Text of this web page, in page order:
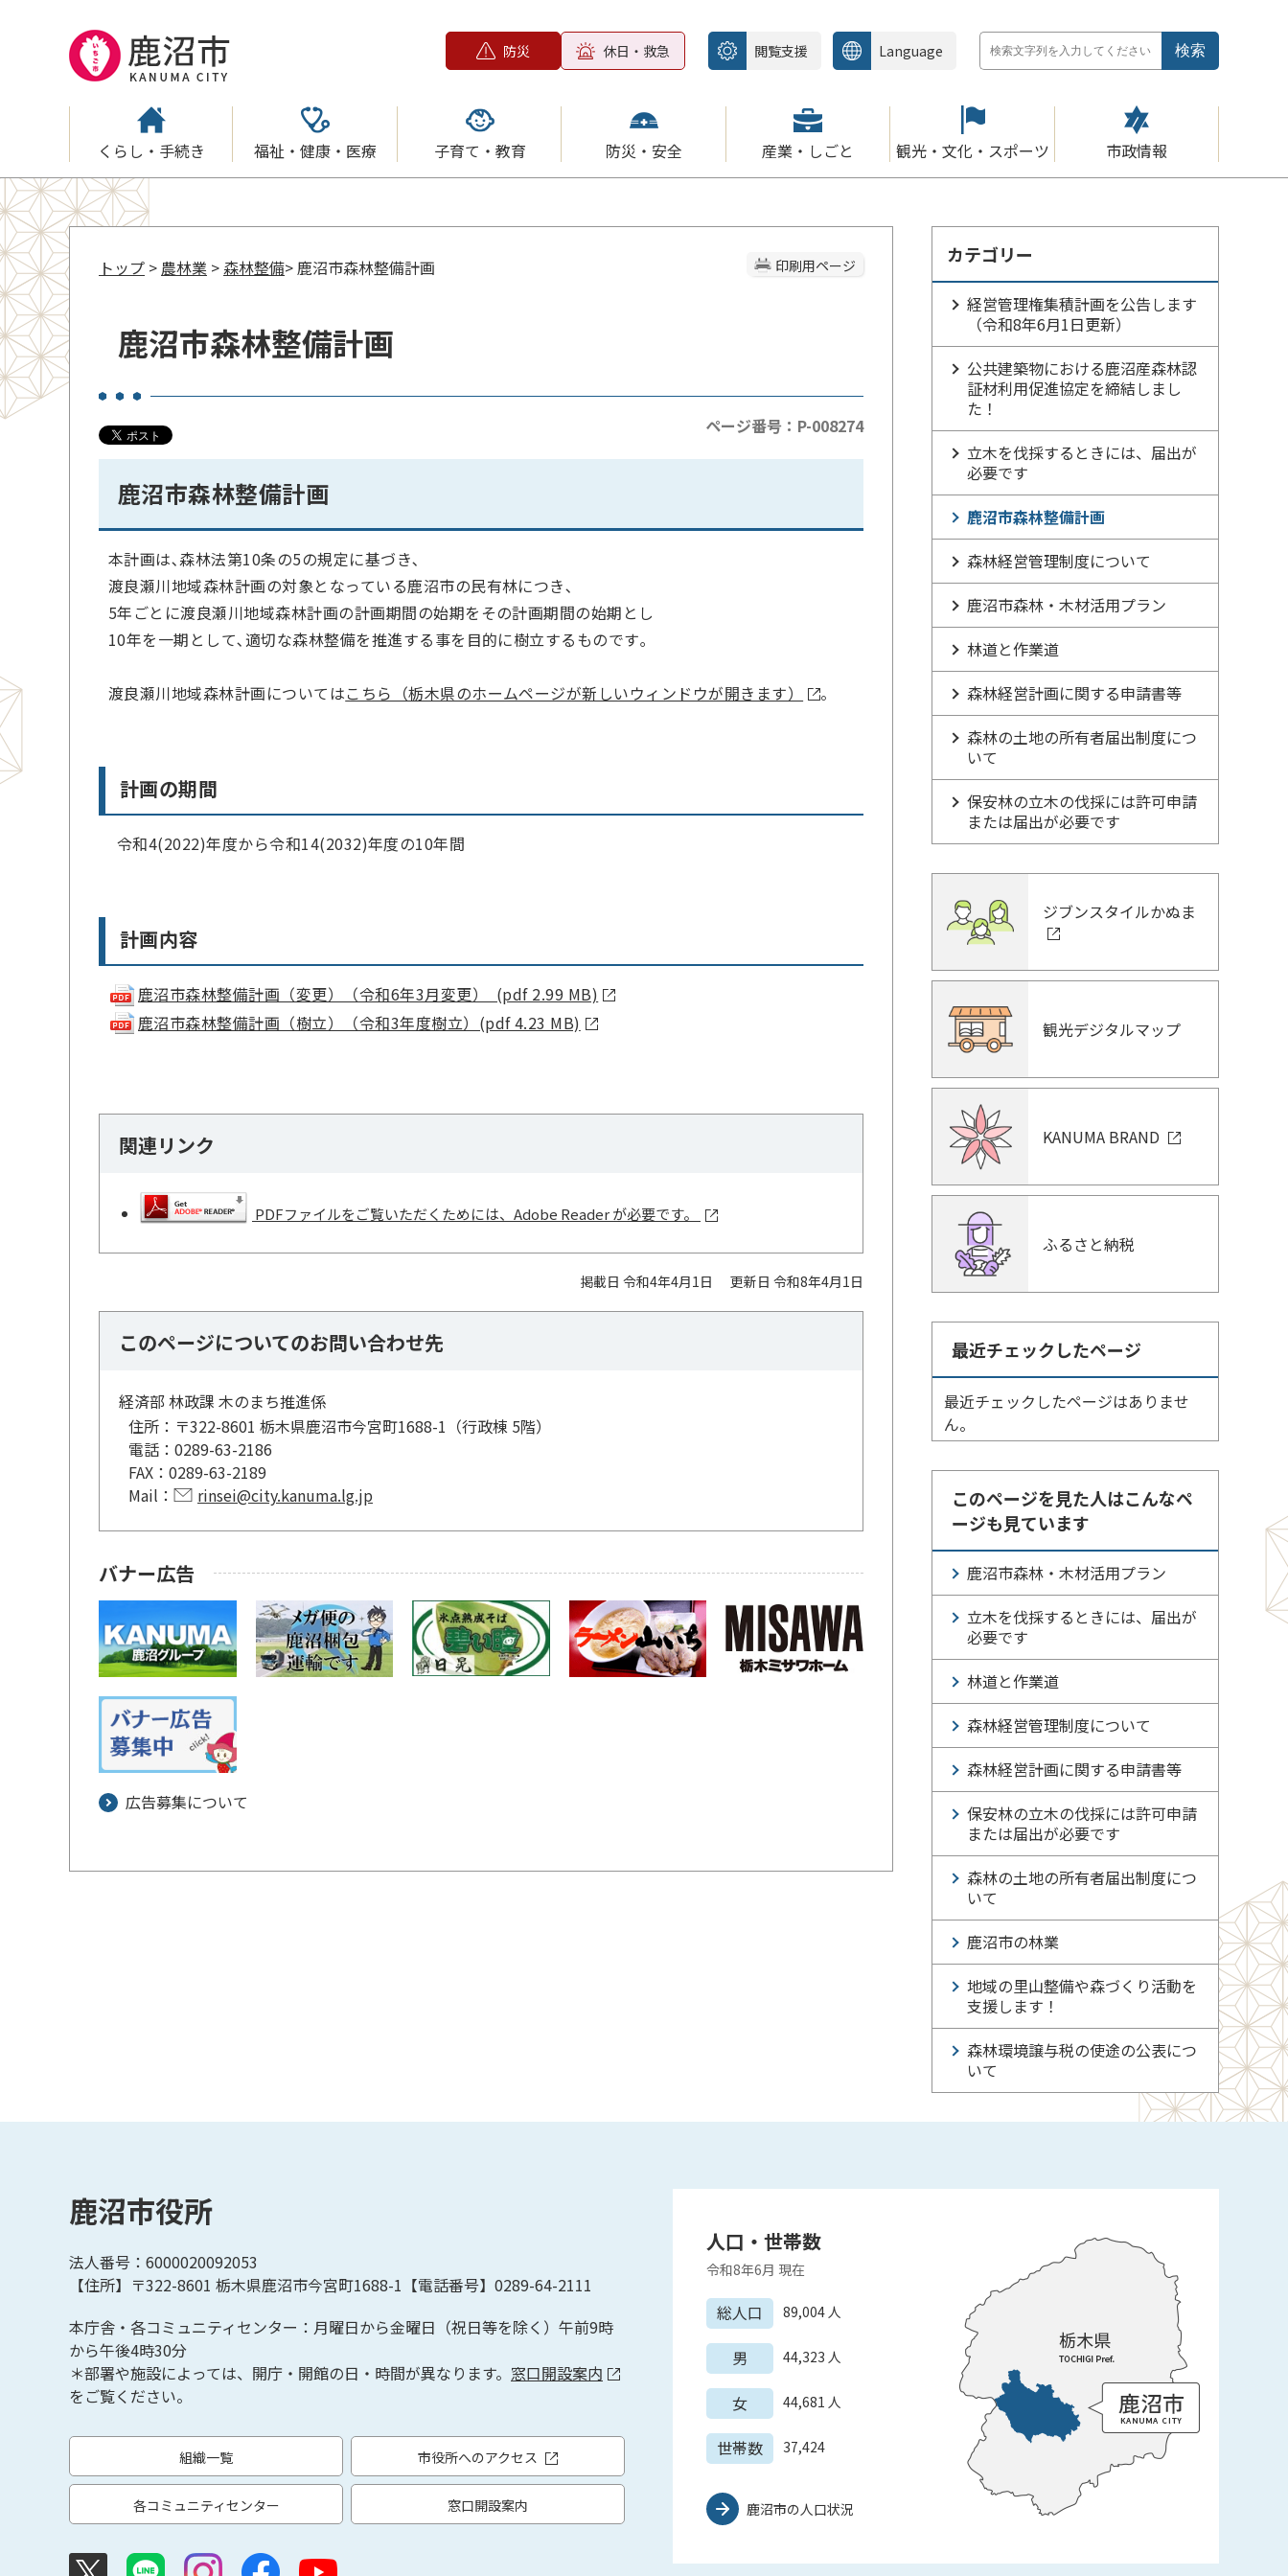
防災 休日・救急 閲覧支援 Language
くらし・手続き 福祉・健康・医療 子育て・教育 防災・安全 産業・しごと 観光・文化・スポーツ 市政情報
印刷用ページ
トップ > 農林業 >森林整備> 鹿沼市森林整備計画
鹿沼市森林整備計画
ページ番号：P-008274
鹿沼市森林整備計画
本計画は､森林法第10条の5の規定に基づき､
渡良瀬川地域森林計画の対象となっている鹿沼市の民有林につき､
5年ごとに渡良瀬川地域森林計画の計画期間の始期をその計画期間の始期とし
10年を一期として､適切な森林整備を推進する事を目的に樹立するものです｡
渡良瀬川地域森林計画についてはこちら（栃木県のホームページが新しいウィンドウが開きます） 。
計画の期間
令和4(2022)年度から令和14(2032)年度の10年間
計画内容
鹿沼市森林整備計画（変更）（令和6年3月変更） (pdf 2.99 MB)
鹿沼市森林整備計画（樹立）（令和3年度樹立）(pdf 4.23 MB)
関連リンク
PDFファイルをご覧いただくためには、Adobe Reader が必要です。
掲載日 令和4年4月1日 更新日 令和8年4月1日
このページについてのお問い合わせ先
経済部 林政課 木のまち推進係
住所： 〒322-8601 栃木県鹿沼市今宮町1688-1（行政棟 5階）
電話： 0289-63-2186
FAX： 0289-63-2189
Mail：
rinsei@city.kanuma.lg.jp
バナー広告
広告募集について
カテゴリー
経営管理権集積計画を公告します
（令和8年6月1日更新）
公共建築物における鹿沼産森林認
証材利用促進協定を締結しまし
た！
立木を伐採するときには、届出が
必要です
鹿沼市森林整備計画
森林経営管理制度について
鹿沼市森林・木材活用プラン
林道と作業道
森林経営計画に関する申請書等
森林の土地の所有者届出制度につ
いて
保安林の立木の伐採には許可申請
または届出が必要です
ジブンスタイルかぬま
観光デジタルマップ
KANUMA BRAND
ふるさと納税
最近チェックしたページ
最近チェックしたページはありませ
ん。
このページを見た人はこんなペ
ージも見ています
鹿沼市森林・木材活用プラン
立木を伐採するときには、届出が
必要です
林道と作業道
森林経営管理制度について
森林経営計画に関する申請書等
保安林の立木の伐採には許可申請
または届出が必要です
森林の土地の所有者届出制度につ
いて
鹿沼市の林業
地域の里山整備や森づくり活動を
支援します！
森林環境譲与税の使途の公表につ
いて
鹿沼市役所
法人番号：6000020092053
【住所】〒322-8601 栃木県鹿沼市今宮町1688-1【電話番号】0289-64-2111
本庁舎・各コミュニティセンター：月曜日から金曜日（祝日等を除く）午前9時
から午後4時30分
＊部署や施設によっては、開庁・開館の日・時間が異なります。 窓口開設案内
をご覧ください。
組織一覧 市役所へのアクセス
各コミュニティセンター 窓口開設案内
人口・世帯数
令和8年6月 現在
総人口 89,004人
男 44,323 人
女 44,681 人
世帯数 37,424
鹿沼市の人口状況